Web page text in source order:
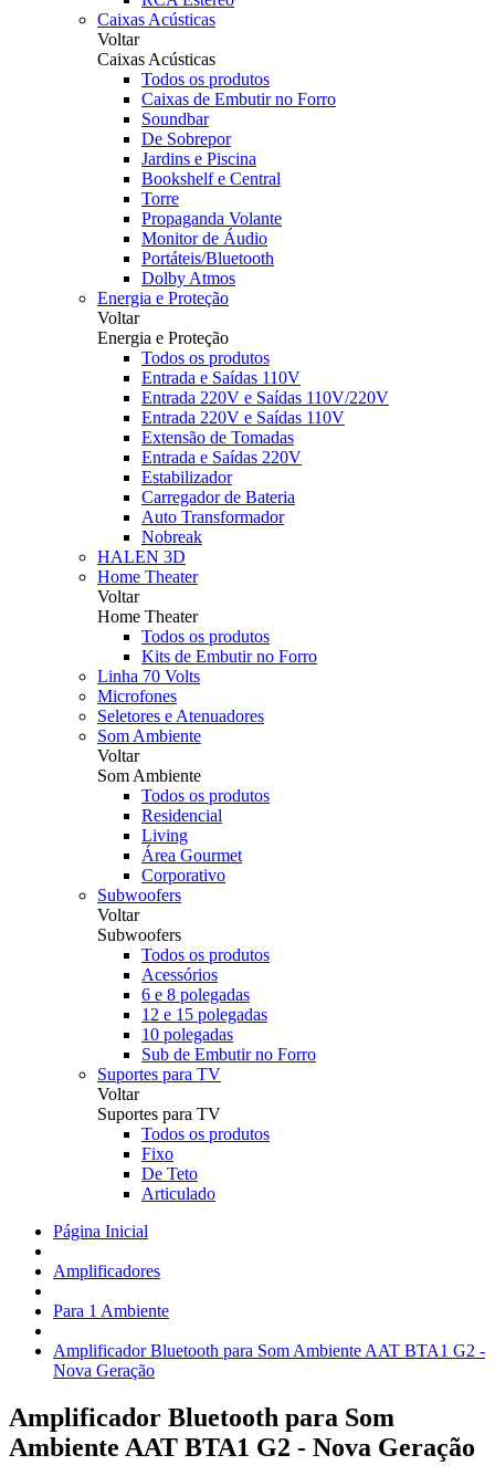
Caixas Acústicas
Voltar
Caixas Acústicas
Todos os produtos
Caixas de Embutir no Forro
Soundbar
De Sobrepor
Jardins e Piscina
Bookshelf e Central
Torre
Propaganda Volante
Monitor de Áudio
Portáteis/Bluetooth
Dolby Atmos
Energia e Proteção
Voltar
Energia e Proteção
Todos os produtos
Entrada e Saídas 110V
Entrada 220V e Saídas 110V/220V
Entrada 220V e Saídas 110V
Extensão de Tomadas
Entrada e Saídas 220V
Estabilizador
Carregador de Bateria
Auto Transformador
Nobreak
HALEN 3D
Home Theater
Voltar
Home Theater
Todos os produtos
Kits de Embutir no Forro
Linha 70 Volts
Microfones
Seletores e Atenuadores
Som Ambiente
Voltar
Som Ambiente
Todos os produtos
Residencial
Living
Área Gourmet
Corporativo
Subwoofers
Voltar
Subwoofers
Todos os produtos
Acessórios
6 e 8 polegadas
12 e 15 polegadas
10 polegadas
Sub de Embutir no Forro
Suportes para TV
Voltar
Suportes para TV
Todos os produtos
Fixo
De Teto
Articulado
Página Inicial
Amplificadores
Para 1 Ambiente
Amplificador Bluetooth para Som Ambiente AAT BTA1 G2 -
Nova Geração
Amplificador Bluetooth para Som
Ambiente AAT BTA1 G2 - Nova Geração